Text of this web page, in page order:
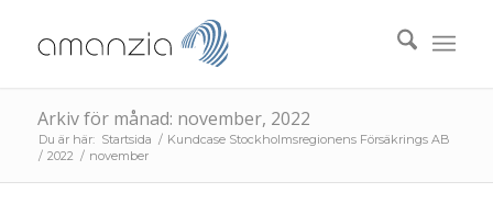
Arkiv för månad: november, 2022
Du är här: Startsida / Kundcase Stockholmsregionens Försäkrings AB
/ 2022 / november